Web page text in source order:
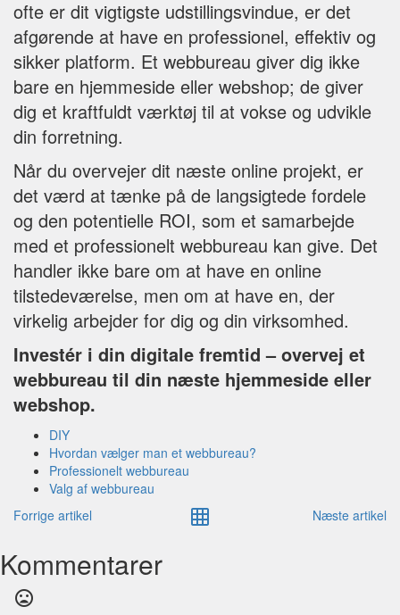
ofte er dit vigtigste udstillingsvindue, er det
afgørende at have en professionel, effektiv og
sikker platform. Et webbureau giver dig ikke
bare en hjemmeside eller webshop; de giver
dig et kraftfuldt værktøj til at vokse og udvikle
din forretning.
Når du overvejer dit næste online projekt, er
det værd at tænke på de langsigtede fordele
og den potentielle ROI, som et samarbejde
med et professionelt webbureau kan give. Det
handler ikke bare om at have en online
tilstedeværelse, men om at have en, der
virkelig arbejder for dig og din virksomhed.
Investér i din digitale fremtid – overvej et
webbureau til din næste hjemmeside eller
webshop.
DIY
Hvordan vælger man et webbureau?
Professionelt webbureau
Valg af webbureau
Forrige artikel
Næste artikel
Kommentarer